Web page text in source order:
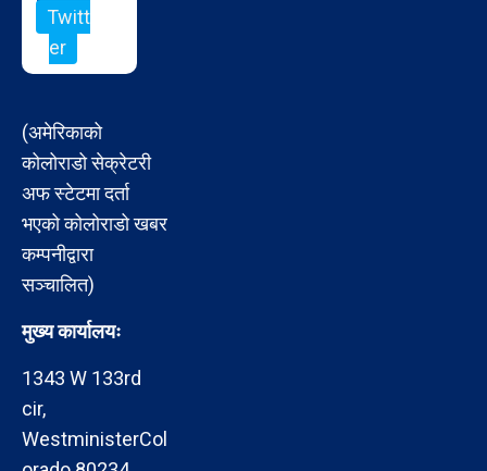
Twitt
er
(अमेरिकाको
कोलोराडो सेक्रेटरी
अफ स्टेटमा दर्ता
भएको कोलोराडो खबर
कम्पनीद्वारा
सञ्चालित)
मुख्य कार्यालयः
1343 W 133rd
cir,
WestministerCol